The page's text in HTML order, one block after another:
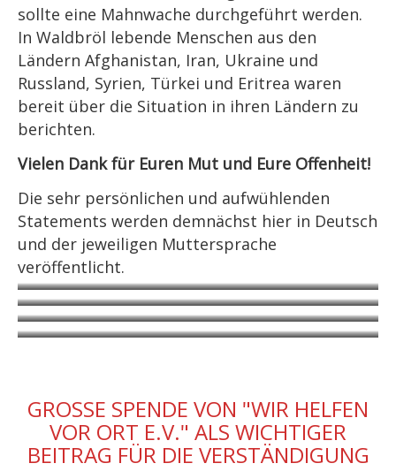
sollte eine Mahnwache durchgeführt werden.
In Waldbröl lebende Menschen aus den
Ländern Afghanistan, Iran, Ukraine und
Russland, Syrien, Türkei und Eritrea waren
bereit über die Situation in ihren Ländern zu
berichten.
Vielen Dank für Euren Mut und Eure Offenheit!
Die sehr persönlichen und aufwühlenden
Statements werden demnächst hier in Deutsch
und der jeweiligen Muttersprache
veröffentlicht.
Hanna für Syrien
Vida für den Iran
Kübra und Yazin für die Türkei
Birgit für Eritrea
Andrzej für die Ukraine und
Massoud Elisabeth und Axel
GROSSE SPENDE VON "WIR HELFEN V
OR ORT E.V." ALS WICHTIGER B
EITRAG FÜR DIE VERSTÄNDIGUNG